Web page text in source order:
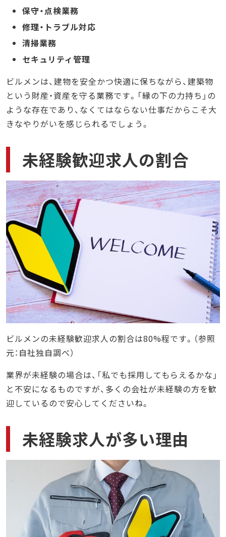
保守・点検業務
修理・トラブル対応
清掃業務
セキュリティ管理
ビルメンは、建物を安全かつ快適に保ちながら、建築物
という財産・資産を守る業務です。「縁の下の力持ち」の
ような存在であり、なくてはならない仕事だからこそ大
きなやりがいを感じられるでしょう。
未経験歓迎求人の割合
ビルメンの未経験歓迎求人の割合は80%程です。（参照
元：自社独自調べ）
業界が未経験の場合は、「私でも採用してもらえるかな」
と不安になるものですが、多くの会社が未経験の方を歓
迎しているので安心してくださいね。
未経験求人が多い理由